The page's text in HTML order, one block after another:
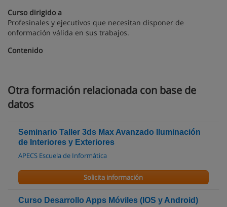
Curso dirigido a
Profesinales y ejecutivos que necesitan disponer de
onformación válida en sus trabajos.
Contenido
Otra formación relacionada con base de
datos
Seminario Taller 3ds Max Avanzado Iluminación
de Interiores y Exteriores
APECS Escuela de Informática
Solicita información
Curso Desarrollo Apps Móviles (IOS y Android)